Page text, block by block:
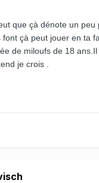
que çà dénote un
font çà peut jouer en ta
de miloufs de 18
je crois .